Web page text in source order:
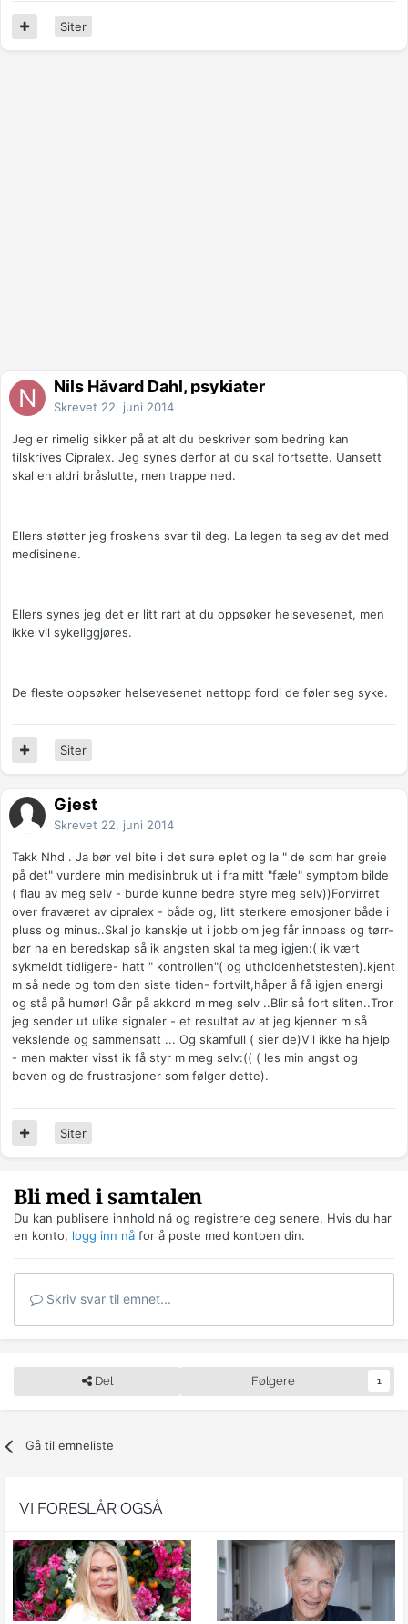
Siter
Nils Håvard Dahl, psykiater
Skrevet 22. juni 2014
Jeg er rimelig sikker på at alt du beskriver som bedring kan
tilskrives Cipralex. Jeg synes derfor at du skal fortsette. Uansett
skal en aldri bråslutte, men trappe ned.
Ellers støtter jeg froskens svar til deg. La legen ta seg av det med
medisinene.
Ellers synes jeg det er litt rart at du oppsøker helsevesenet, men
ikke vil sykeliggjøres.
De fleste oppsøker helsevesenet nettopp fordi de føler seg syke.
Siter
Gjest
Skrevet 22. juni 2014
Takk Nhd . Ja bør vel bite i det sure eplet og la " de som har greie
på det" vurdere min medisinbruk ut i fra mitt "fæle" symptom bilde
( flau av meg selv - burde kunne bedre styre meg selv))Forvirret
over fraværet av cipralex - både og, litt sterkere emosjoner både i
pluss og minus..Skal jo kanskje ut i jobb om jeg får innpass og tørr-
bør ha en beredskap så ik angsten skal ta meg igjen:( ik vært
sykmeldt tidligere- hatt " kontrollen"( og utholdenhetstesten).kjent
m så nede og tom den siste tiden- fortvilt,håper å få igjen energi
og stå på humør! Går på akkord m meg selv ..Blir så fort sliten..Tror
jeg sender ut ulike signaler - et resultat av at jeg kjenner m så
vekslende og sammensatt ... Og skamfull ( sier de)Vil ikke ha hjelp
- men makter visst ik få styr m meg selv:(( ( les min angst og
beven og de frustrasjoner som følger dette).
Siter
Bli med i samtalen
Du kan publisere innhold nå og registrere deg senere. Hvis du har
en konto, logg inn nå for å poste med kontoen din.
Skriv svar til emnet...
Del Følgere 1
Gå til emneliste
VI FORESLÅR OGSÅ